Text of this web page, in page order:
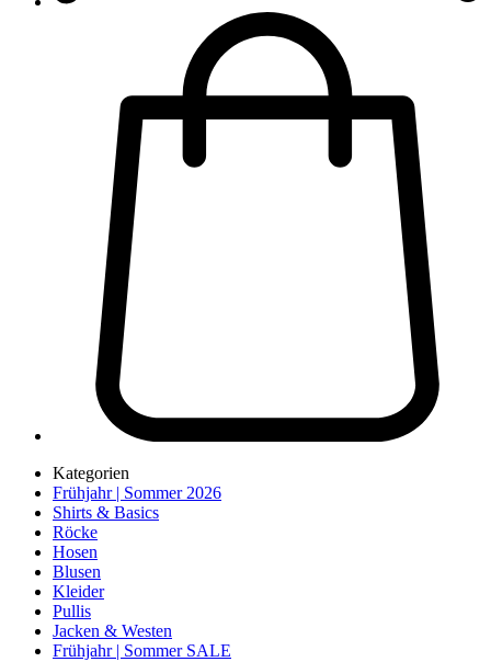
Kategorien
Frühjahr | Sommer 2026
Shirts & Basics
Röcke
Hosen
Blusen
Kleider
Pullis
Jacken & Westen
Frühjahr | Sommer SALE